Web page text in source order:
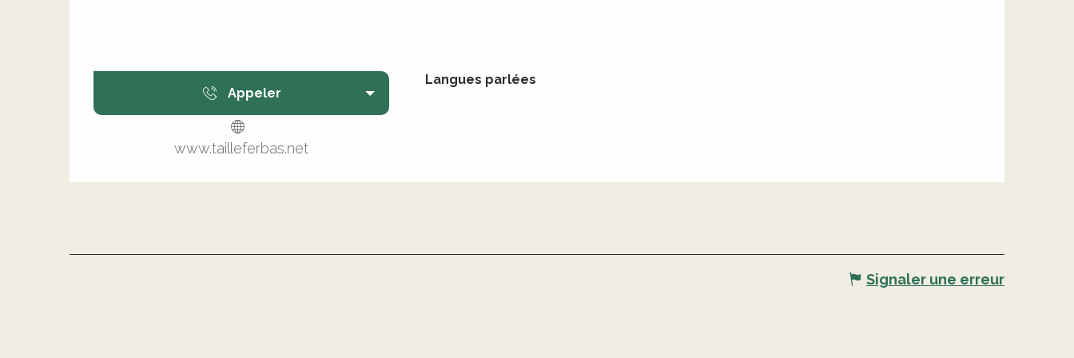
Appeler
www.tailleferbas.net
Langues parlées
Langues parlées
Signaler une erreur